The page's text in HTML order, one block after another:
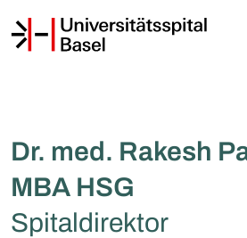
Dr. med. Rakesh
MBA HSG
Spitaldirektor